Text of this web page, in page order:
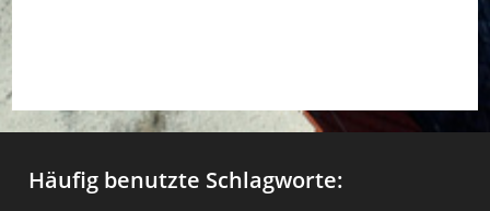
Häufig benutzte Schlagworte: